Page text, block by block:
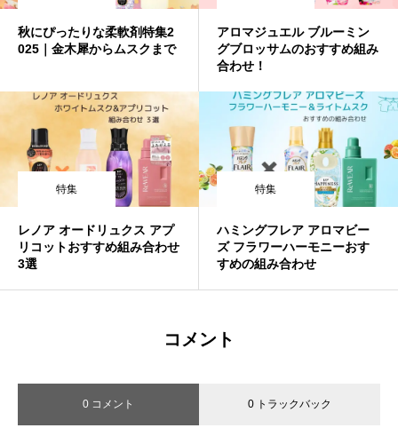
秋にぴったりな柔軟剤特集2
025｜金木犀からムスクまで
アロマジュエル ブルーミン
グブロッサムのおすすめ組み
合わせ！
特集
レノア オードリュクス アプ
リコットおすすめ組み合わせ
3選
特集
ハミングフレア アロマビー
ズ フラワーハーモニーおす
すめの組み合わせ
コメント
0 コメント 0 トラックバック